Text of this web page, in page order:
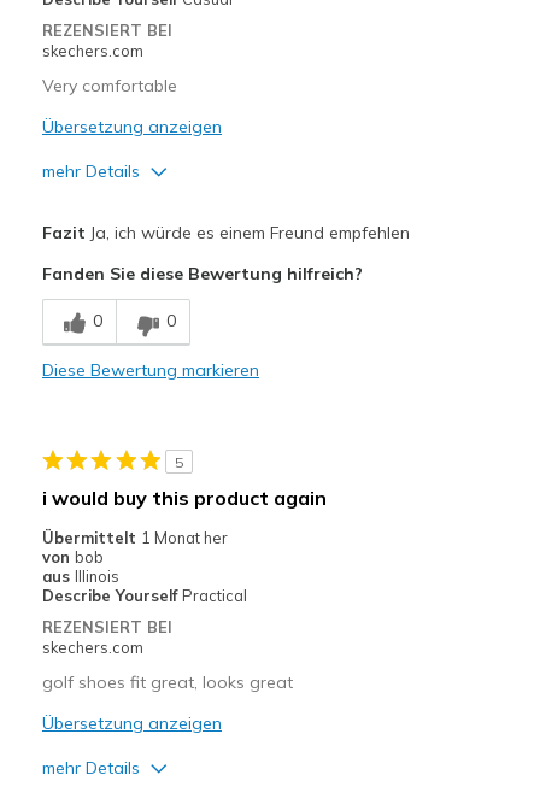
REZENSIERT BEI
skechers.com
Very comfortable
Übersetzung anzeigen
mehr Details
Geeignete Verwendung
Golfing
View On Shoes
I'm Into Shoes
Fazit Ja, ich würde es einem Freund empfehlen
Fanden Sie diese Bewertung hilfreich?
0 0
Diese Bewertung markieren
5
i would buy this product again
Übermittelt 1 Monat her
von bob
aus Illinois
Describe Yourself Practical
REZENSIERT BEI
skechers.com
golf shoes fit great, looks great
Übersetzung anzeigen
mehr Details